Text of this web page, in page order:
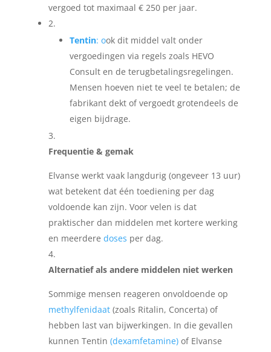
vergoed tot maximaal € 250 per jaar.
Tentin: ook dit middel valt onder
vergoedingen via regels zoals HEVO
Consult en de terugbetalingsregelingen.
Mensen hoeven niet te veel te betalen; de
fabrikant dekt of vergoedt grotendeels de
eigen bijdrage.
Frequentie & gemak
Elvanse werkt vaak langdurig (ongeveer 13 uur)
wat betekent dat één toediening per dag
voldoende kan zijn. Voor velen is dat
praktischer dan middelen met kortere werking
en meerdere doses per dag.
Alternatief als andere middelen niet werken
Sommige mensen reageren onvoldoende op
methylfenidaat(zoals Ritalin, Concerta) of
hebben last van bijwerkingen. In die gevallen
kunnen Tentin (dexamfetamine)of Elvanse